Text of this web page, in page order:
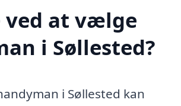
ved at vælge
i Søllested?
i Søllested kan